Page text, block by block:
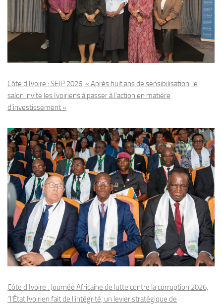
Côte d’Ivoire : SEIP 2026, « Après huit ans de sensibilisation, le
salon invite les Ivoiriens à passer à l’action en matière
d’investissement »
Côte d'Ivoire : Journée Africaine de lutte contre la corruption 2026,
"l'État Ivoirien fait de l'intégrité, un levier stratégique de